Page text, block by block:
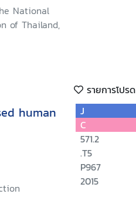
National
of Thailand,
รายการโปรด
human
J
C
571.2
.T5
P967
2015